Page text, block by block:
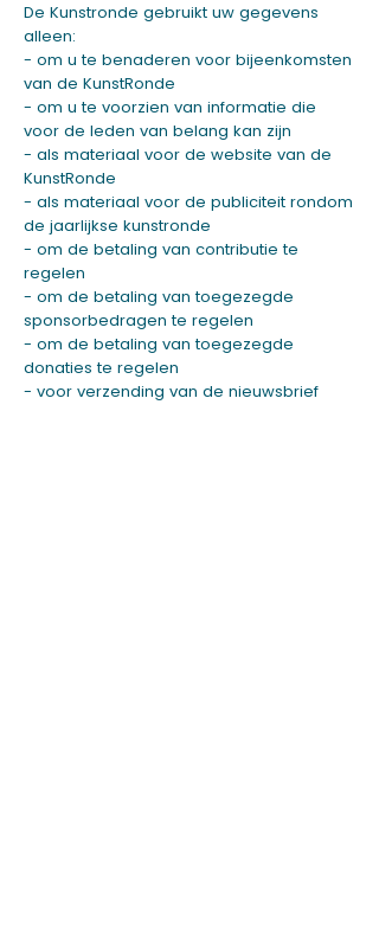
De Kunstronde gebruikt uw gegevens
alleen:
- om u te benaderen voor bijeenkomsten
van de KunstRonde
- om u te voorzien van informatie die
voor de leden van belang kan zijn
- als materiaal voor de website van de
KunstRonde
- als materiaal voor de publiciteit rondom
de jaarlijkse kunstronde
- om de betaling van contributie te
regelen
- om de betaling van toegezegde
sponsorbedragen te regelen
- om de betaling van toegezegde
donaties te regelen
- voor verzending van de nieuwsbrief